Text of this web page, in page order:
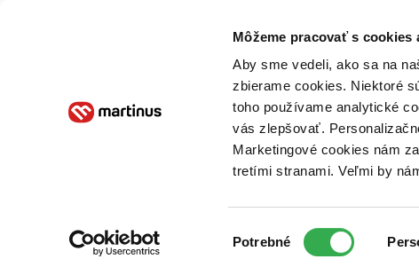
Môžeme pracovať s cookies
Aby sme vedeli, ako sa na
zbierame cookies. Niektoré
toho používame analytické
vás zlepšovať.
Marketingové cookies nám
tretími stranami. Veľmi by
súhlasu
Potrebné
O nás
Zelený Martinus
Nerobíme rozdiely